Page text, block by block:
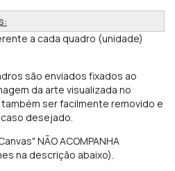
a cada quadro (unidade)
são enviados fixados ao
da arte visualizada no
ser facilmente removido e
desejado.
NÃO ACOMPANHA
na descrição abaixo).